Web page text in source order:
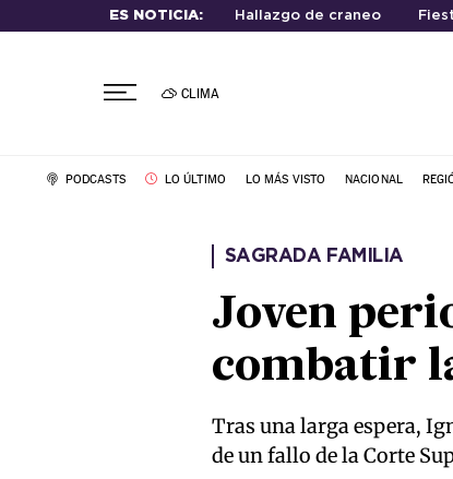
ES NOTICIA: Hallazgo de craneo
CLIMA
PODCASTS LO ÚLTIMO LO MÁS VISTO NACIONAL
SAGRADA FAMILIA
Joven
combatir
Tras una larga espera,
de un fallo de la Corte